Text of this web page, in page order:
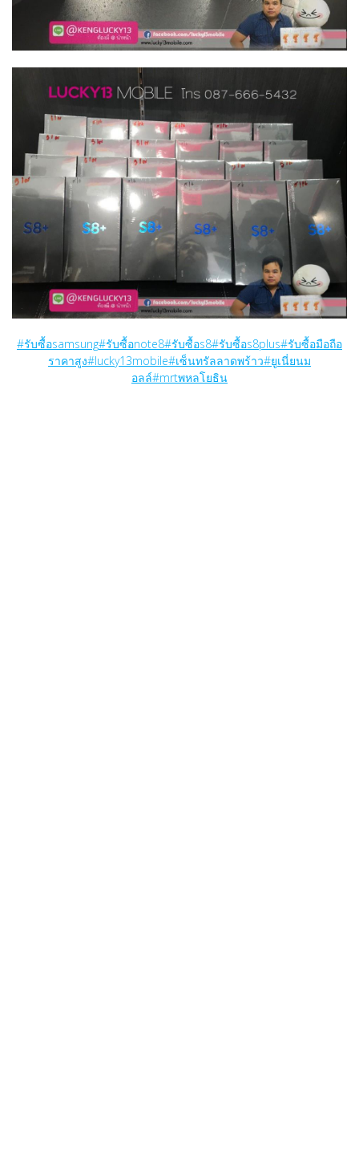
#รับซื้อsamsung#รับซื้อnote8#รับซื้อs8#รับซื้อs8plus#รับซื้อมือถือ
ราคาสูง#lucky13mobile#เซ็นทรัลลาดพร้าว#ยูเนี่ยนม
อลล์#mrtพหลโยธิน